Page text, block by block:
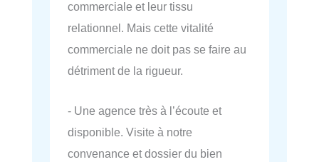
commerciale et leur tissu
relationnel. Mais cette vitalité
commerciale ne doit pas se faire au
détriment de la rigueur.
- Une agence très à l’écoute et
disponible. Visite à notre
convenance et dossier du bien